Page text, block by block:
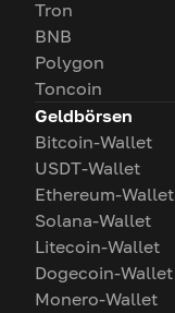
Tron
BNB
Polygon
Toncoin
Geldbörsen
Bitcoin-Wallet
USDT-Wallet
Ethereum-Wallet
Solana-Wallet
Litecoin-Wallet
Dogecoin-Wallet
Monero-Wallet